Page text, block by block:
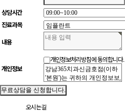
상담시간
진료과목
내용
개인정보
개인정보처리방침에 동의합니다.
오시는길